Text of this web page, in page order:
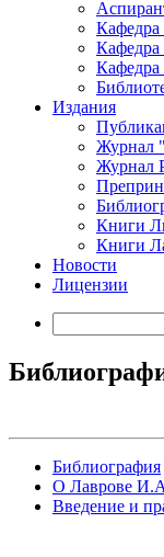
Издания
Журнал
Журнал
Книги
Книги
Новости
Лицензии
Библиография
О Лаврове
Введение и